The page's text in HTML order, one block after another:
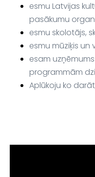
esmu Latvijas
pasākumu
esmu skolotājs,
esmu mūziķis
esam
programmām
Aplūkoju ko